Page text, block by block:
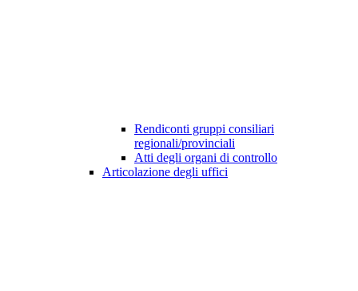
Rendiconti gruppi consiliari
regionali/provinciali
Atti degli organi di controllo
Articolazione degli uffici